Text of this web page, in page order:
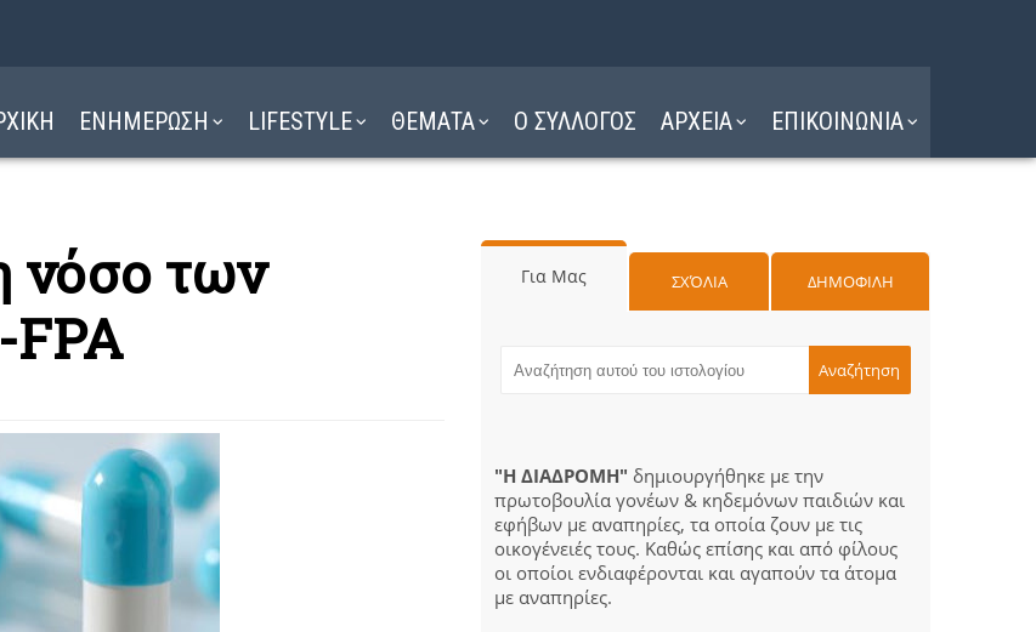
ΕΝΗΜΕΡΩΣΗ LIFESTYLE ΘΕΜΑΤΑ Ο ΣΥΛΛΟΓΟΣ ΑΡΧΕΙΑ ΕΠΙΚΟΙΝΩΝΙΑ
νόσο των
Για Μας ΣΧΌΛΙΑ ΔΗΜΟΦΙΛΗ
"Η ΔΙΑΔΡΟΜΗ" δημιουργήθηκε με την
πρωτοβουλία γονέων & κηδεμόνων παιδιών και
εφήβων με αναπηρίες, τα οποία ζουν με τις
οικογένειές τους. Καθώς επίσης και από φίλους
οι οποίοι ενδιαφέρονται και αγαπούν τα άτομα
με αναπηρίες.